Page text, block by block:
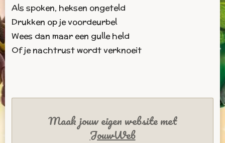
Als spoken, heksen ongeteld
Drukken op je voordeurbel
Wees dan maar een gulle held
Of je nachtrust wordt verknoeit
Maak jouw eigen website met
JouwWeb